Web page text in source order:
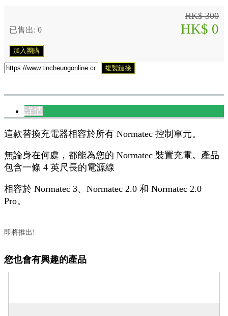
HK$ 300
已售出: 0 HK$ 0
加入團購
複製鏈接
詳情
這款替換充電器相容於所有 Normatec 控制單元。
無論身在何處，都能為您的 Normatec 裝置充電。產品
包含一條 4 英尺長的電源線
相容於 Normatec 3、Normatec 2.0 和 Normatec 2.0
Pro。
即將推出!
您也會有興趣的產品